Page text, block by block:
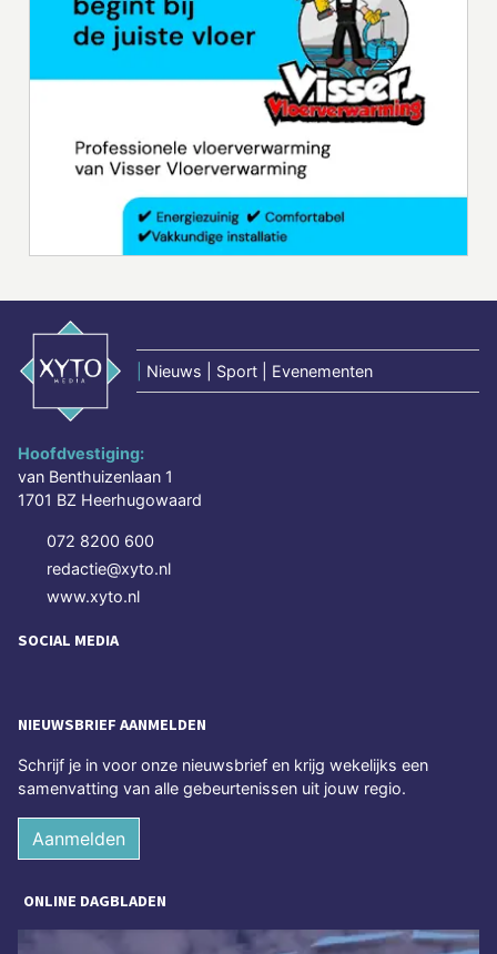
Nieuws | Sport | Evenementen
Hoofdvestiging:
van Benthuizenlaan 1
1701 BZ Heerhugowaard
072 8200 600
redactie@xyto.nl
www.xyto.nl
SOCIAL MEDIA
NIEUWSBRIEF AANMELDEN
Schrijf je in voor onze nieuwsbrief en krijg wekelijks een
samenvatting van alle gebeurtenissen uit jouw regio.
Aanmelden
ONLINE DAGBLADEN